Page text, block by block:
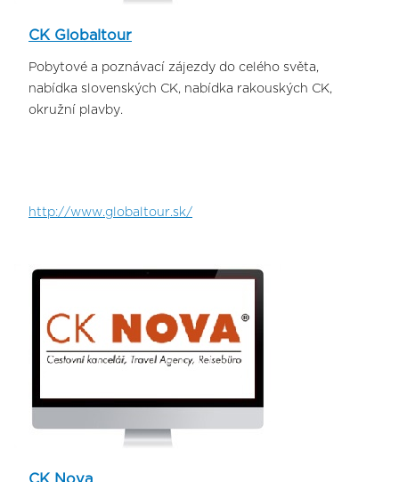
CK Globaltour
Pobytové a poznávací zájezdy do celého světa,
nabídka slovenských CK, nabídka rakouských CK,
okružní plavby.
http://www.globaltour.sk/